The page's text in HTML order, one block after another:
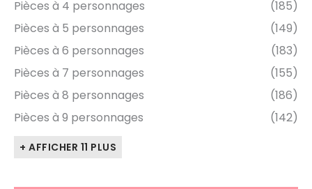
Pièces à 4 personnages
(185)
Pièces à 5 personnages
(149)
Pièces à 6 personnages
(183)
Pièces à 7 personnages
(155)
Pièces à 8 personnages
(186)
Pièces à 9 personnages
(142)
+ AFFICHER 11 PLUS